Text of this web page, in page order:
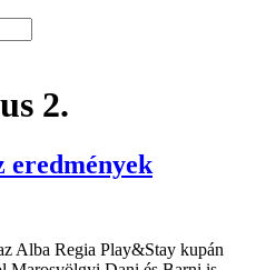
2.
eredmények
Alba Regia Play&Stay kupán